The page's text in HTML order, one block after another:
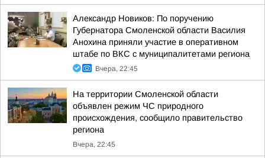
Александр Новиков: По поручению
Губернатора Смоленской области Василия
Анохина приняли участие в оперативном
штабе по ВКС с муниципалитетами региона
Вчера, 22:45
На территории Смоленской области
объявлен режим ЧС природного
происхождения, сообщило правительство
региона
Вчера, 22:45